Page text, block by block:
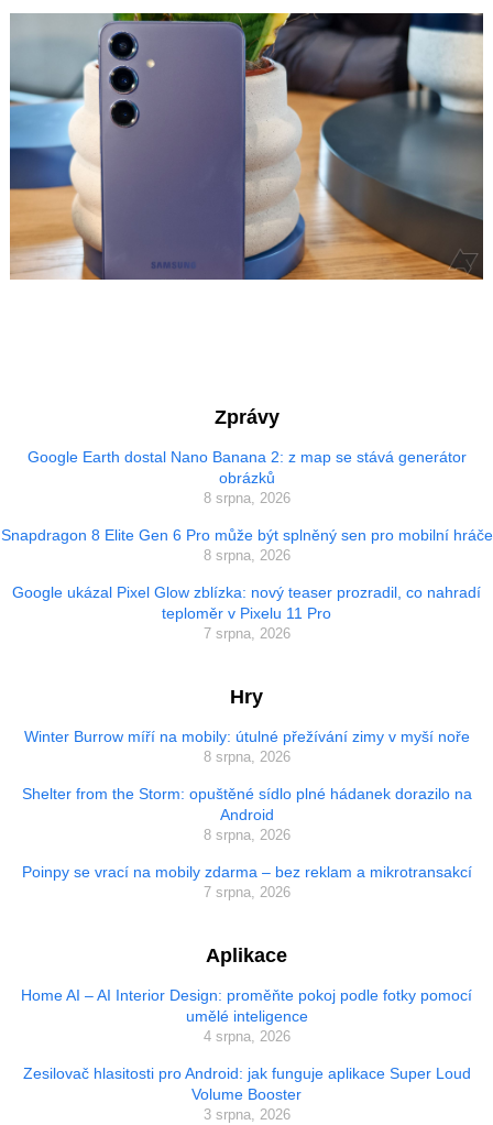
Zprávy
Google Earth dostal Nano Banana 2: z map se stává generátor
obrázků
8 srpna, 2026
Snapdragon 8 Elite Gen 6 Pro může být splněný sen pro mobilní hráče
8 srpna, 2026
Google ukázal Pixel Glow zblízka: nový teaser prozradil, co nahradí
teploměr v Pixelu 11 Pro
7 srpna, 2026
Hry
Winter Burrow míří na mobily: útulné přežívání zimy v myší noře
8 srpna, 2026
Shelter from the Storm: opuštěné sídlo plné hádanek dorazilo na
Android
8 srpna, 2026
Poinpy se vrací na mobily zdarma – bez reklam a mikrotransakcí
7 srpna, 2026
Aplikace
Home AI – AI Interior Design: proměňte pokoj podle fotky pomocí
umělé inteligence
4 srpna, 2026
Zesilovač hlasitosti pro Android: jak funguje aplikace Super Loud
Volume Booster
3 srpna, 2026